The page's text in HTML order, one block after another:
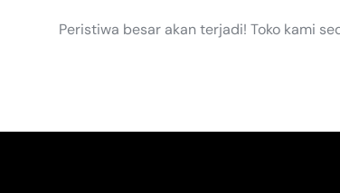
Peristiwa besar akan terjadi! Toko kami